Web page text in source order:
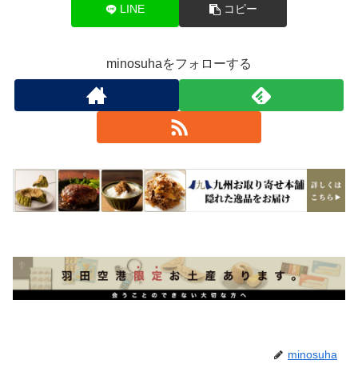
LINE コピー
minosuhaをフォローする
minosuha